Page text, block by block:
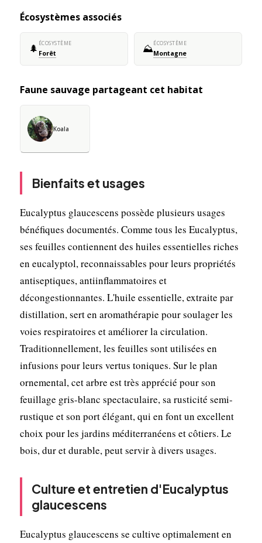
Écosystèmes associés
🌲 ÉCOSYSTÈME
Forêt ⛰️ÉCOSYSTÈME
Montagne
Faune sauvage partageant cet habitat
Koala
Bienfaits et usages
Eucalyptus glaucescens possède plusieurs usages
bénéfiques documentés. Comme tous les Eucalyptus,
ses feuilles contiennent des huiles essentielles riches
en eucalyptol, reconnaissables pour leurs propriétés
antiseptiques, antiinflammatoires et
décongestionnantes. L'huile essentielle, extraite par
distillation, sert en aromathérapie pour soulager les
voies respiratoires et améliorer la circulation.
Traditionnellement, les feuilles sont utilisées en
infusions pour leurs vertus toniques. Sur le plan
ornemental, cet arbre est très apprécié pour son
feuillage gris-blanc spectaculaire, sa rusticité semi-
rustique et son port élégant, qui en font un excellent
choix pour les jardins méditerranéens et côtiers. Le
bois, dur et durable, peut servir à divers usages.
Culture et entretien d'Eucalyptus
glaucescens
Eucalyptus glaucescens se cultive optimalement en